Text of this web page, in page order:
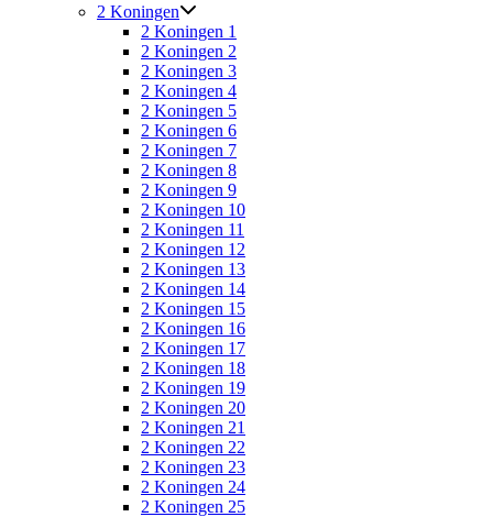
2 Koningen
2 Koningen 1
2 Koningen 2
2 Koningen 3
2 Koningen 4
2 Koningen 5
2 Koningen 6
2 Koningen 7
2 Koningen 8
2 Koningen 9
2 Koningen 10
2 Koningen 11
2 Koningen 12
2 Koningen 13
2 Koningen 14
2 Koningen 15
2 Koningen 16
2 Koningen 17
2 Koningen 18
2 Koningen 19
2 Koningen 20
2 Koningen 21
2 Koningen 22
2 Koningen 23
2 Koningen 24
2 Koningen 25